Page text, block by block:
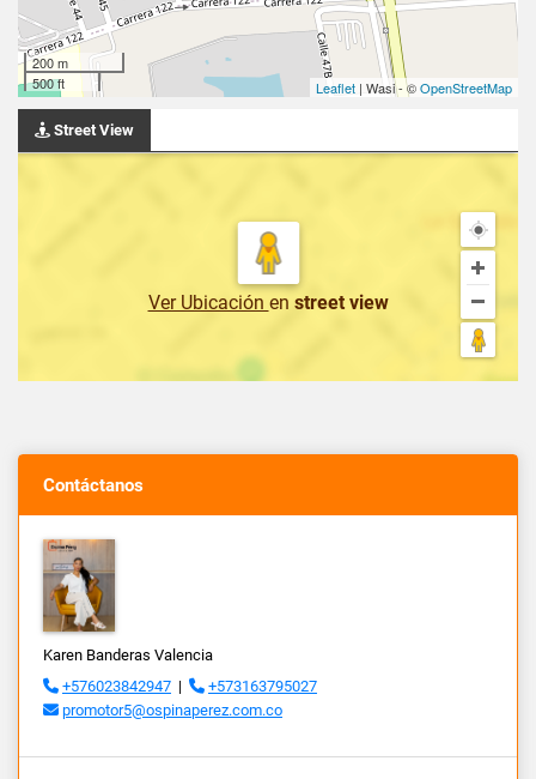
200 m
500 ft
Leaflet | Wasi - ©OpenStreetMap
Street View
Ver Ubicación en street view
Contáctanos
Karen Banderas Valencia
+576023842947 |
+573163795027
promotor5@ospinaperez.com.co